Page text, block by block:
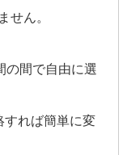
せん。
の間で自由に選
すれば簡単に変